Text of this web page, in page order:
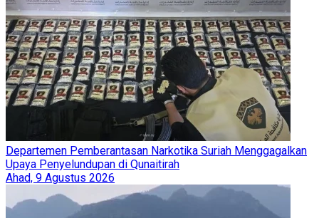
Departemen Pemberantasan Narkotika Suriah Menggagalkan
Upaya Penyelundupan di Qunaitirah
Ahad, 9 Agustus 2026